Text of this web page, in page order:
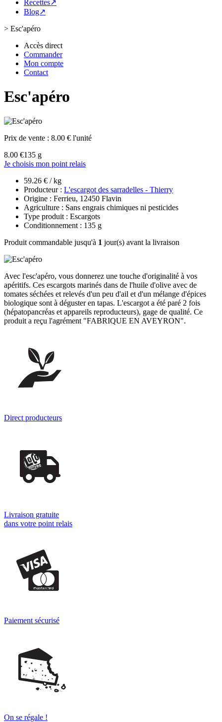
Recettes↗
Blog↗
> Esc'apéro
Accès direct
Commander
Mon compte
Contact
Esc'apéro
Prix de vente : 8.00 € l'unité
8.00 €135 g
Je choisis mon point relais
59.26 € / kg
Producteur : L'escargot des sarradelles - Thierry
Origine : Ferrieu, 12450 Flavin
Agriculture : Sans engrais chimiques ni pesticides
Type produit : Escargots
Conditionnement : 135 g
Produit commandable jusqu'à 1 jour(s) avant la livraison
Avec l'esc'apéro, vous donnerez une touche d'originalité à vos
apéritifs. Ces escargots marinés dans de l'huile d'olive avec de
tomates séchées et relevés d'un peu d'ail et d'un mélange d'épices
biologique sont à déguster en tapas. L'escargot a été paré 2 fois
(hépatopancréas et appareils reproducteurs), gage de qualité. Ce
produit a reçu l'agrément "FABRIQUE EN AVEYRON".
Direct producteurs
Livraison gratuite
dans votre point relais
Paiement sécurisé
On se régale !